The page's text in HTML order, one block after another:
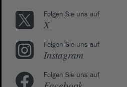
Folgen Sie uns auf
X
Folgen Sie uns auf
Instagram
Folgen Sie uns auf